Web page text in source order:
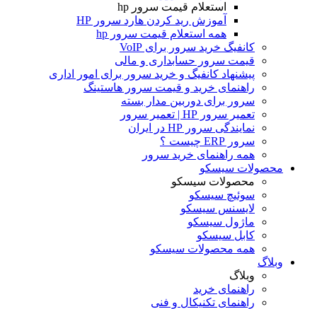
استعلام قیمت سرور hp
آموزش ريد كردن هارد سرور HP
همه استعلام قیمت سرور hp
کانفیگ خرید سرور برای VoIP
قیمت سرور حسابداری و مالی
پیشنهاد کانفیگ و خرید سرور برای امور اداری
راهنمای خرید و قیمت سرور هاستینگ
سرور برای دوربین مدار بسته
تعمیر سرور HP | تعمیر سرور
نمایندگی سرور HP در ایران
سرور ERP چیست ؟
همه راهنمای خرید سرور
محصولات سیسکو
محصولات سیسکو
سوئیچ سیسکو
لایسنس سیسکو
ماژول سیسکو
کابل سیسکو
همه محصولات سیسکو
وبلاگ
وبلاگ
راهنمای خرید
راهنمای تکنیکال و فنی